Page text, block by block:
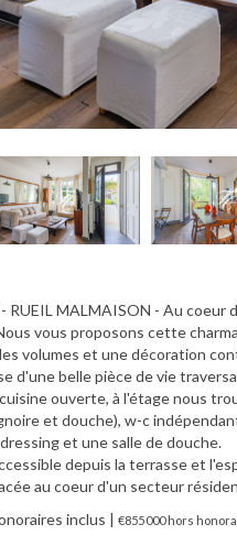
RUEIL MALMAISON - Au coeur
vous proposons cette
volumes et une décoration
d'une belle pièce de vie
ouverte, à l'étage nous
et douche), w-c
et une salle de douche.
depuis la terrasse et
au coeur d'un secteur
inclus | €855 000 hors